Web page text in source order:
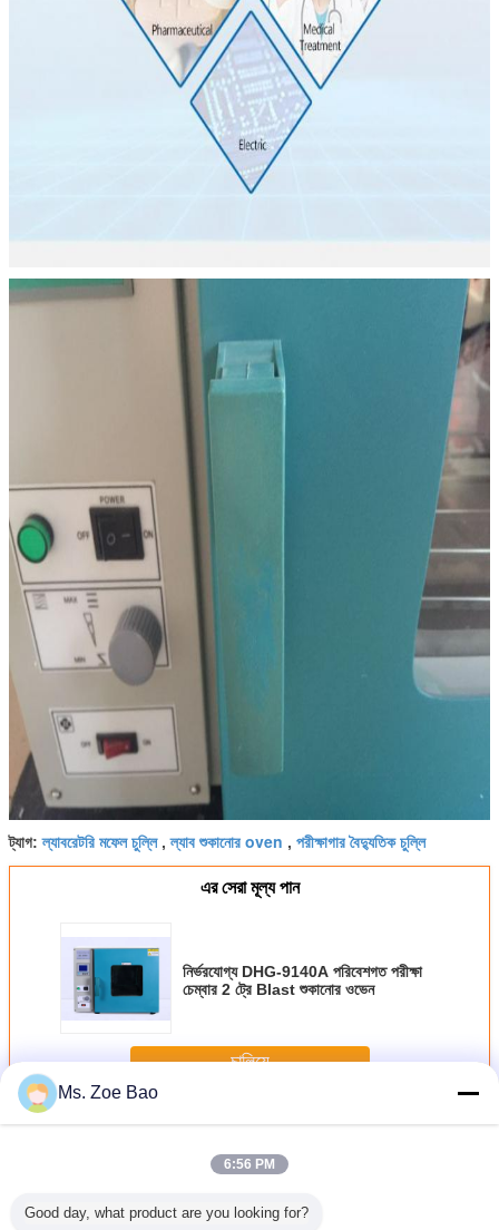
ট্যাগ:ল্যাবরেটরি মফেল চুল্লি,ল্যাব শুকানোর oven , পরীক্ষাগার বৈদ্যুতিক চুল্লি
এর সেরা মূল্য পান
নির্ভরযোগ্য DHG-9140A পরিবেশগত পরীক্ষা
চেম্বার 2 ট্রে Blast শুকানোর ওভেন
চালিয়ে
অধিকপরিবেশগত টেস্ট চেম্বার
Ms. Zoe Bao
6:56 PM
Good day, what product are you looking for?